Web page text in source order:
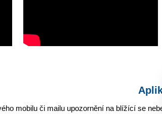
mobilu či mailu upozornění na blížící se